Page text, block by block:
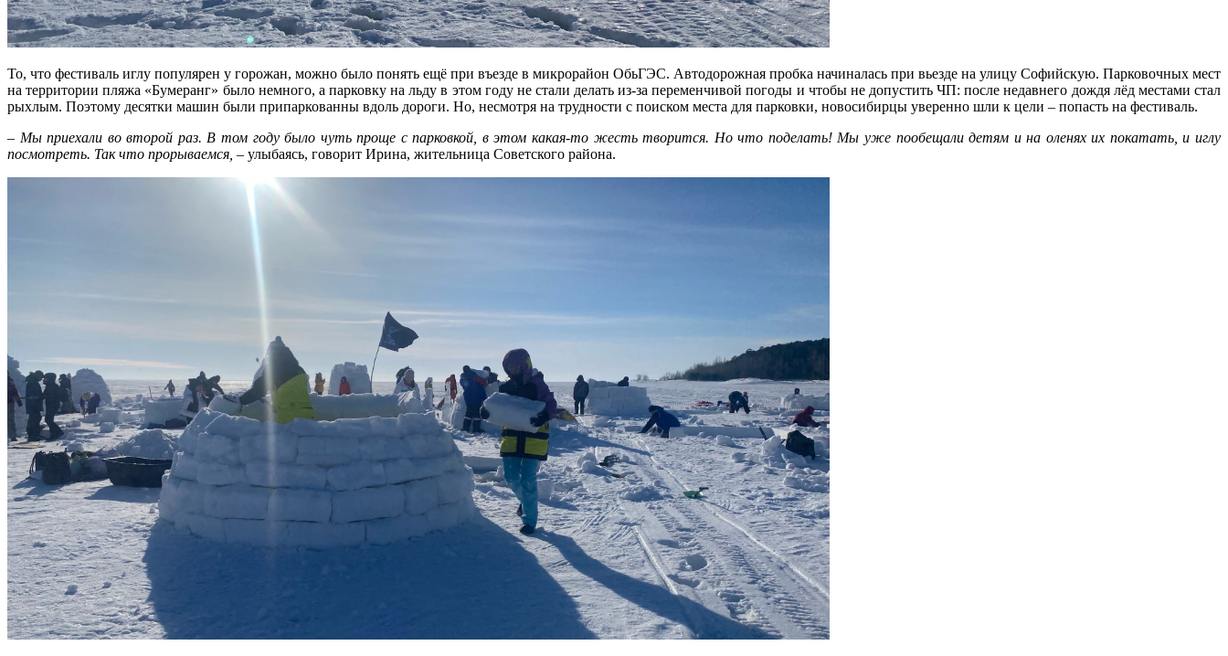
То, что фестиваль иглу популярен у горожан, можно было понять ещё при въезде в микрорайон ОбьГЭС. Автодорожная пробка начиналась при вьезде на улицу Софийскую. Парковочных мест
на территории пляжа «Бумеранг» было немного, а парковку на льду в этом году не стали делать из-за переменчивой погоды и чтобы не допустить ЧП: после недавнего дождя лёд местами стал
рыхлым. Поэтому десятки машин были припаркованны вдоль дороги. Но, несмотря на трудности с поиском места для парковки, новосибирцы уверенно шли к цели – попасть на фестиваль.
– Мы приехали во второй раз. В том году было чуть проще с парковкой, в этом какая-то жесть творится. Но что поделать! Мы уже пообещали детям и на оленях их покатать, и иглу
посмотреть. Так что прорываемся, – улыбаясь, говорит Ирина, жительница Советского района.